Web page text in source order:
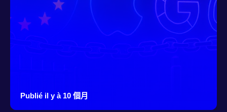
Publié il y à 10 個月